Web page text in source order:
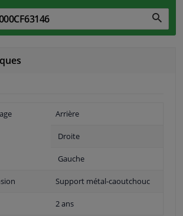
Arrière
Droite
Gauche
Support métal-caoutchouc
2 ans